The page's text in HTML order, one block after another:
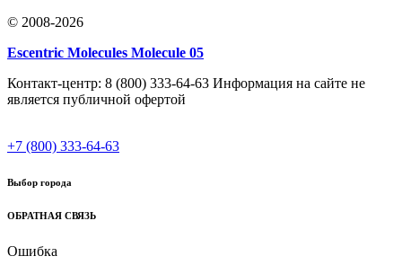
© 2008-2026
Escentric Molecules Molecule 05
Контакт-центр: 8 (800) 333-64-63 Информация на сайте не
является публичной офертой
+7 (800) 333-64-63
Выбор города
ОБРАТНАЯ СВЯЗЬ
Ошибка